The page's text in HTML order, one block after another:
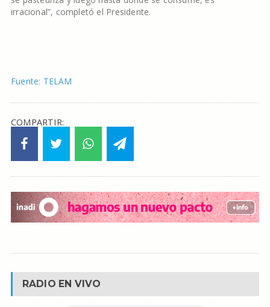
irracional”, completó el Presidente.
Fuente: TELAM
COMPARTIR:
RADIO EN VIVO